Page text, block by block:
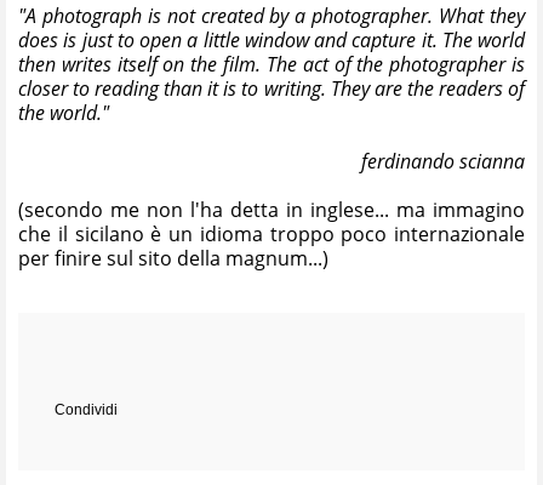
"A photograph is not created by a photographer. What they
does is just to open a little window and capture it. The world
then writes itself on the film. The act of the photographer is
closer to reading than it is to writing. They are the readers of
the world."
ferdinando scianna
(secondo me non l'ha detta in inglese... ma immagino
che il sicilano è un idioma troppo poco internazionale
per finire sul sito della magnum...)
Condividi